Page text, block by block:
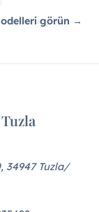
görün →
, 34947 Tuzla/